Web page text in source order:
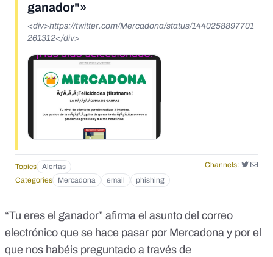
ganador"»
<div>https://twitter.com/Mercadona/status/1440258897701
261312</div>
Topics Alertas
Channels:
Categories
Mercadona email phishing
“Tu eres el ganador” afirma el asunto del correo
electrónico que se hace pasar por Mercadona y por el
que nos habéis preguntado a través de